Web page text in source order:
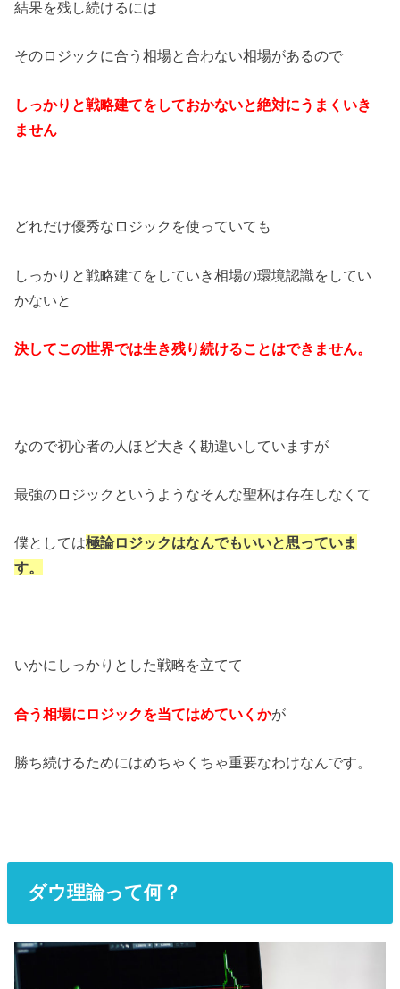
結果を残し続けるには
そのロジックに合う相場と合わない相場があるので
しっかりと戦略建てをしておかないと絶対にうまくいき
ません
どれだけ優秀なロジックを使っていても
しっかりと戦略建てをしていき相場の環境認識をしてい
かないと
決してこの世界では生き残り続けることはできません。
なので初心者の人ほど大きく勘違いしていますが
最強のロジックというようなそんな聖杯は存在しなくて
僕としては極論ロジックはなんでもいいと思っていま
す。
いかにしっかりとした戦略を立てて
合う相場にロジックを当てはめていくかが
勝ち続けるためにはめちゃくちゃ重要なわけなんです。
ダウ理論って何？